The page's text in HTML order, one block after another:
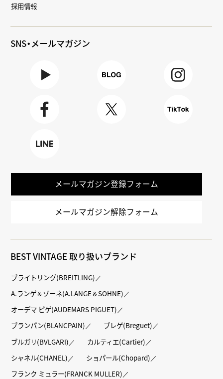
採用情報
SNS・メールマガジン
メールマガジン登録フォーム
メールマガジン解除フォーム
BEST VINTAGE 取り扱いブランド
ブライトリング(BREITLING)
A.ランゲ＆ゾーネ(A.LANGE＆SOHNE)
オーデマ ピゲ(AUDEMARS PIGUET)
ブランパン(BLANCPAIN)
ブレゲ(Breguet)
ブルガリ(BVLGARI)
カルティエ(Cartier)
シャネル(CHANEL)
ショパール(Chopard)
フランク ミュラー(FRANCK MULLER)